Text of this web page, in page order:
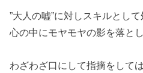
”大人の嘘”に対しスキルとし
心の中にモヤモヤの影を落と
わざわざ口にして指摘をして